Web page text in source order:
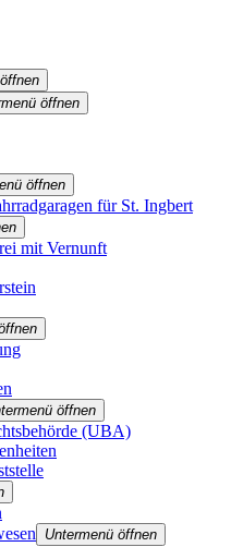
öffnen
öffnen
für St. Ingbert
mit Vernunft
öffnen
(UBA)
Untermenü öffnen